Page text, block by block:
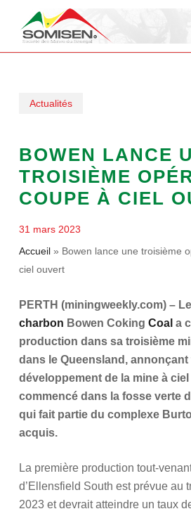
Actualités
BOWEN LANCE
TROISIÈME
COUPE À CIEL
31 mars 2023
Accueil» Bowen lance une troisième
ciel ouvert
PERTH (miningweekly.com) –
charbon Bowen Coking Coal a
production dans sa troisième
dans le Queensland,
développement de la mine à
commencé dans la fosse verte
qui fait partie du complexe
acquis.
La première production tout-
d’Ellensfield South est prévue au
2023 et devrait atteindre un taux